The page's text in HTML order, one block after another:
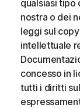
qualsiasi tipo
nostra o dei
leggi sul
intellettuale
concesso in
tutti i diritti